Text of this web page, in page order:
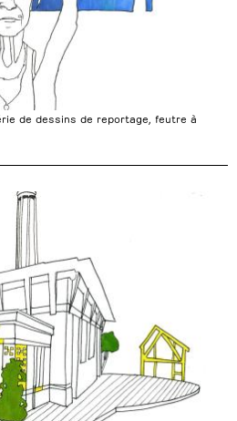
de dessins de reportage, feutre à